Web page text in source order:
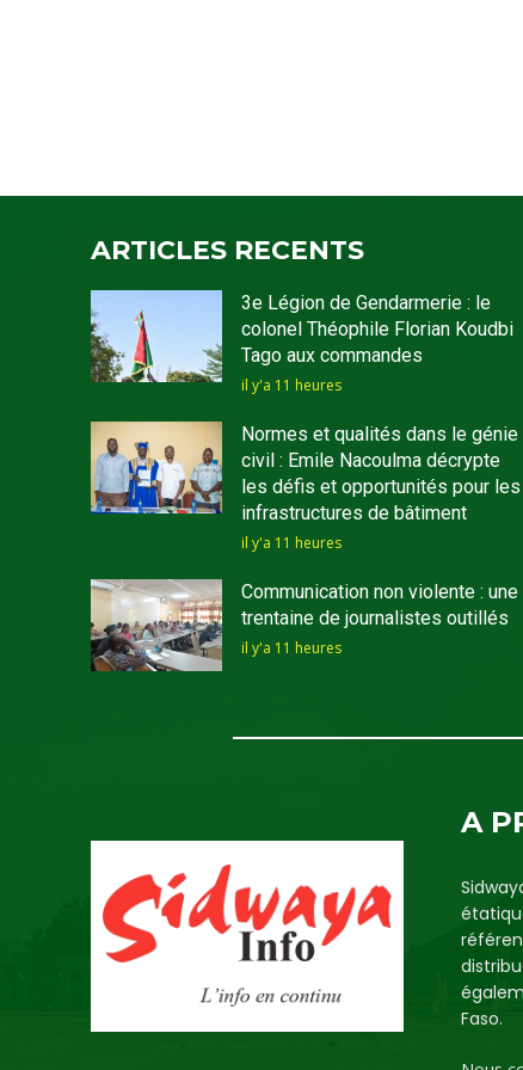
ARTICLES RECENTS
3e Légion de Gendarmerie : le
colonel Théophile Florian Koudbi
Tago aux commandes
il y'a 11 heures
Normes et qualités dans le génie
civil : Emile Nacoulma décrypte
les défis et opportunités pour les
infrastructures de bâtiment
il y'a 11 heures
Communication non violente : une
trentaine de journalistes outillés
il y'a 11 heures
A
Faso.